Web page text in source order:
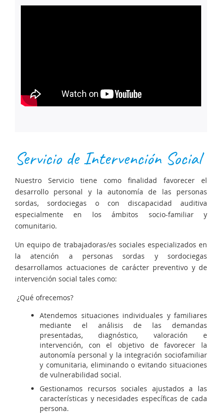
Servicio de Intervención Social
Nuestro Servicio tiene como finalidad favorecer el
desarrollo personal y la autonomía de las personas
sordas, sordociegas o con discapacidad auditiva
especialmente en los ámbitos socio-familiar y
comunitario.
Un equipo de trabajadoras/es sociales especializados en
la atención a personas sordas y sordociegas
desarrollamos actuaciones de carácter preventivo y de
intervención social tales como:
¿Qué ofrecemos?
Atendemos situaciones individuales y familiares
mediante el análisis de las demandas
presentadas, diagnóstico, valoración e
intervención, con el objetivo de favorecer la
autonomía personal y la integración sociofamiliar
y comunitaria, eliminando o evitando situaciones
de vulnerabilidad social.
Gestionamos recursos sociales ajustados a las
características y necesidades específicas de cada
persona.